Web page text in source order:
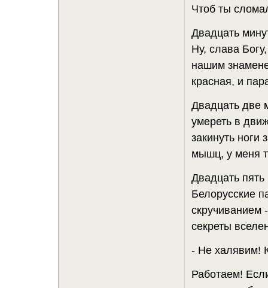
Чтоб ты
Двадцать
Ну, слава
нашим
красная, и
Двадцать две
умереть в
закинуть
мышц, у меня
Двадцать
Белорусские
скручиванием
секреты
- Не халявим!
Работаем!